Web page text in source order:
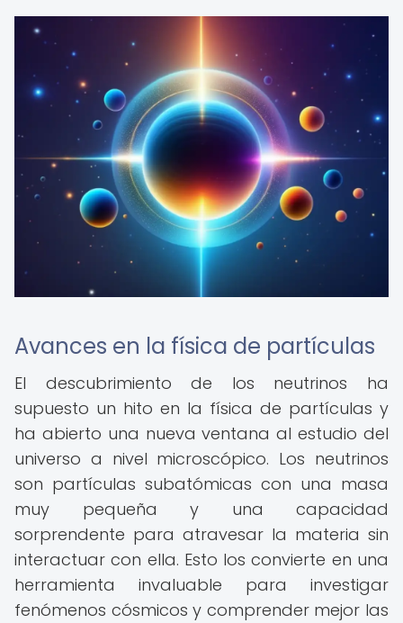
Avances en la física de partículas
El descubrimiento de los neutrinos ha
supuesto un hito en la física de partículas y
ha abierto una nueva ventana al estudio del
universo a nivel microscópico. Los neutrinos
son partículas subatómicas con una masa
muy pequeña y una capacidad
sorprendente para atravesar la materia sin
interactuar con ella. Esto los convierte en una
herramienta invaluable para investigar
fenómenos cósmicos y comprender mejor las